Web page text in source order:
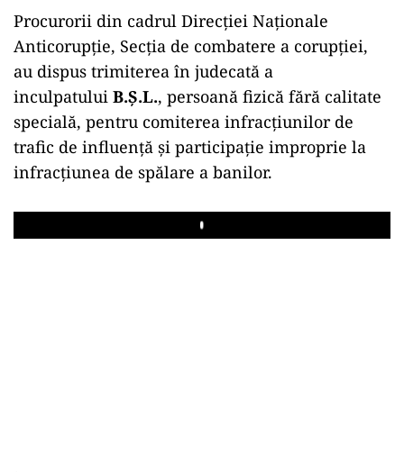
Procurorii din cadrul Direcției Naționale
Anticorupție, Secția de combatere a corupției,
au dispus trimiterea în judecată a
inculpatului B.Ș.L., persoană fizică fără calitate
specială, pentru comiterea infracțiunilor de
trafic de influență și participație improprie la
infracțiunea de spălare a banilor.
Play